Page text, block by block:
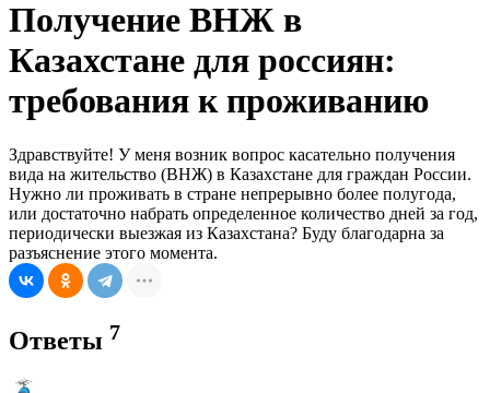
Получение ВНЖ в
Казахстане для россиян:
требования к проживанию
Здравствуйте! У меня возник вопрос касательно получения
вида на жительство (ВНЖ) в Казахстане для граждан России.
Нужно ли проживать в стране непрерывно более полугода,
или достаточно набрать определенное количество дней за год,
периодически выезжая из Казахстана? Буду благодарна за
разъяснение этого момента.
Ответы 7